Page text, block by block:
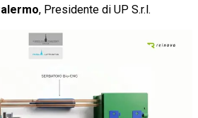
, Presidente di UP S.r.l.